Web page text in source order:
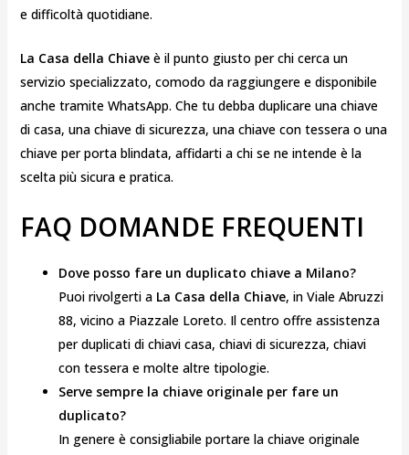
e difficoltà quotidiane.
La Casa della Chiaveè il punto giusto per chi cerca un
servizio specializzato, comodo da raggiungere e disponibile
anche tramite WhatsApp. Che tu debba duplicare una chiave
di casa, una chiave di sicurezza, una chiave con tessera o una
chiave per porta blindata, affidarti a chi se ne intende è la
scelta più sicura e pratica.
FAQ DOMANDE FREQUENTI
Dove posso fare un duplicato chiave a Milano?
Puoi rivolgerti a La Casa della Chiave, in Viale Abruzzi
88, vicino a Piazzale Loreto. Il centro offre assistenza
per duplicati di chiavi casa, chiavi di sicurezza, chiavi
con tessera e molte altre tipologie.
Serve sempre la chiave originale per fare un
duplicato?
In genere è consigliabile portare la chiave originale